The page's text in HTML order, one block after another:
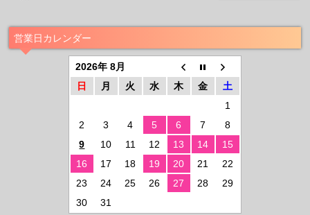
営業日カレンダー
2026年 8月
日
月 火 水 木 金
土
1
2
3 4 5 6 7
8
9
10 11 12 13 14
15
16
17 18 19 20 21
22
23
24 25 26 27 28
29
30
31